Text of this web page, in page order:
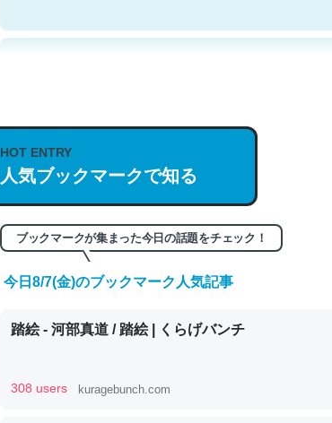
これは良記事。32768トークンだと英語小説100ページ
の伏線」は回収されないけど、短期記憶というには多
やすく強くなりそう
HOT ENTRY
人気ブックマークで知る
ブックマークが集まった今日の話題をチェック！
今日8/7(金)のブックマーク人気記事
踏絵 - 河部真道 / 踏絵 | くらげバンチ
308 users kuragebunch.com